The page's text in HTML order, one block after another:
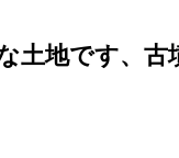
土地です、